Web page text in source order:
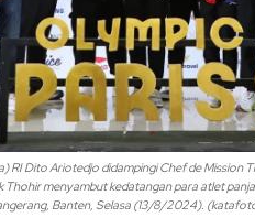
RI Dito Ariotedjo didampingi Chef de Mission
Thohir menyambut kedatangan para atlet
Banten, Selasa (13/8/2024).